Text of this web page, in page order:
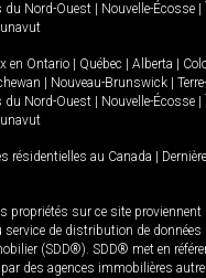
du Nord-Ouest Nouvelle-Écosse
en Ontario Québec Alberta
Nouveau-Brunswick
du Nord-Ouest Nouvelle-Écosse
résidentielles au Canada
propriétés sur ce site
service de distribution de
(SDD®). SDD® met en
des agences immobilières